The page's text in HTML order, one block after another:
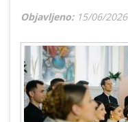
Objavljeno: 15/06/2026